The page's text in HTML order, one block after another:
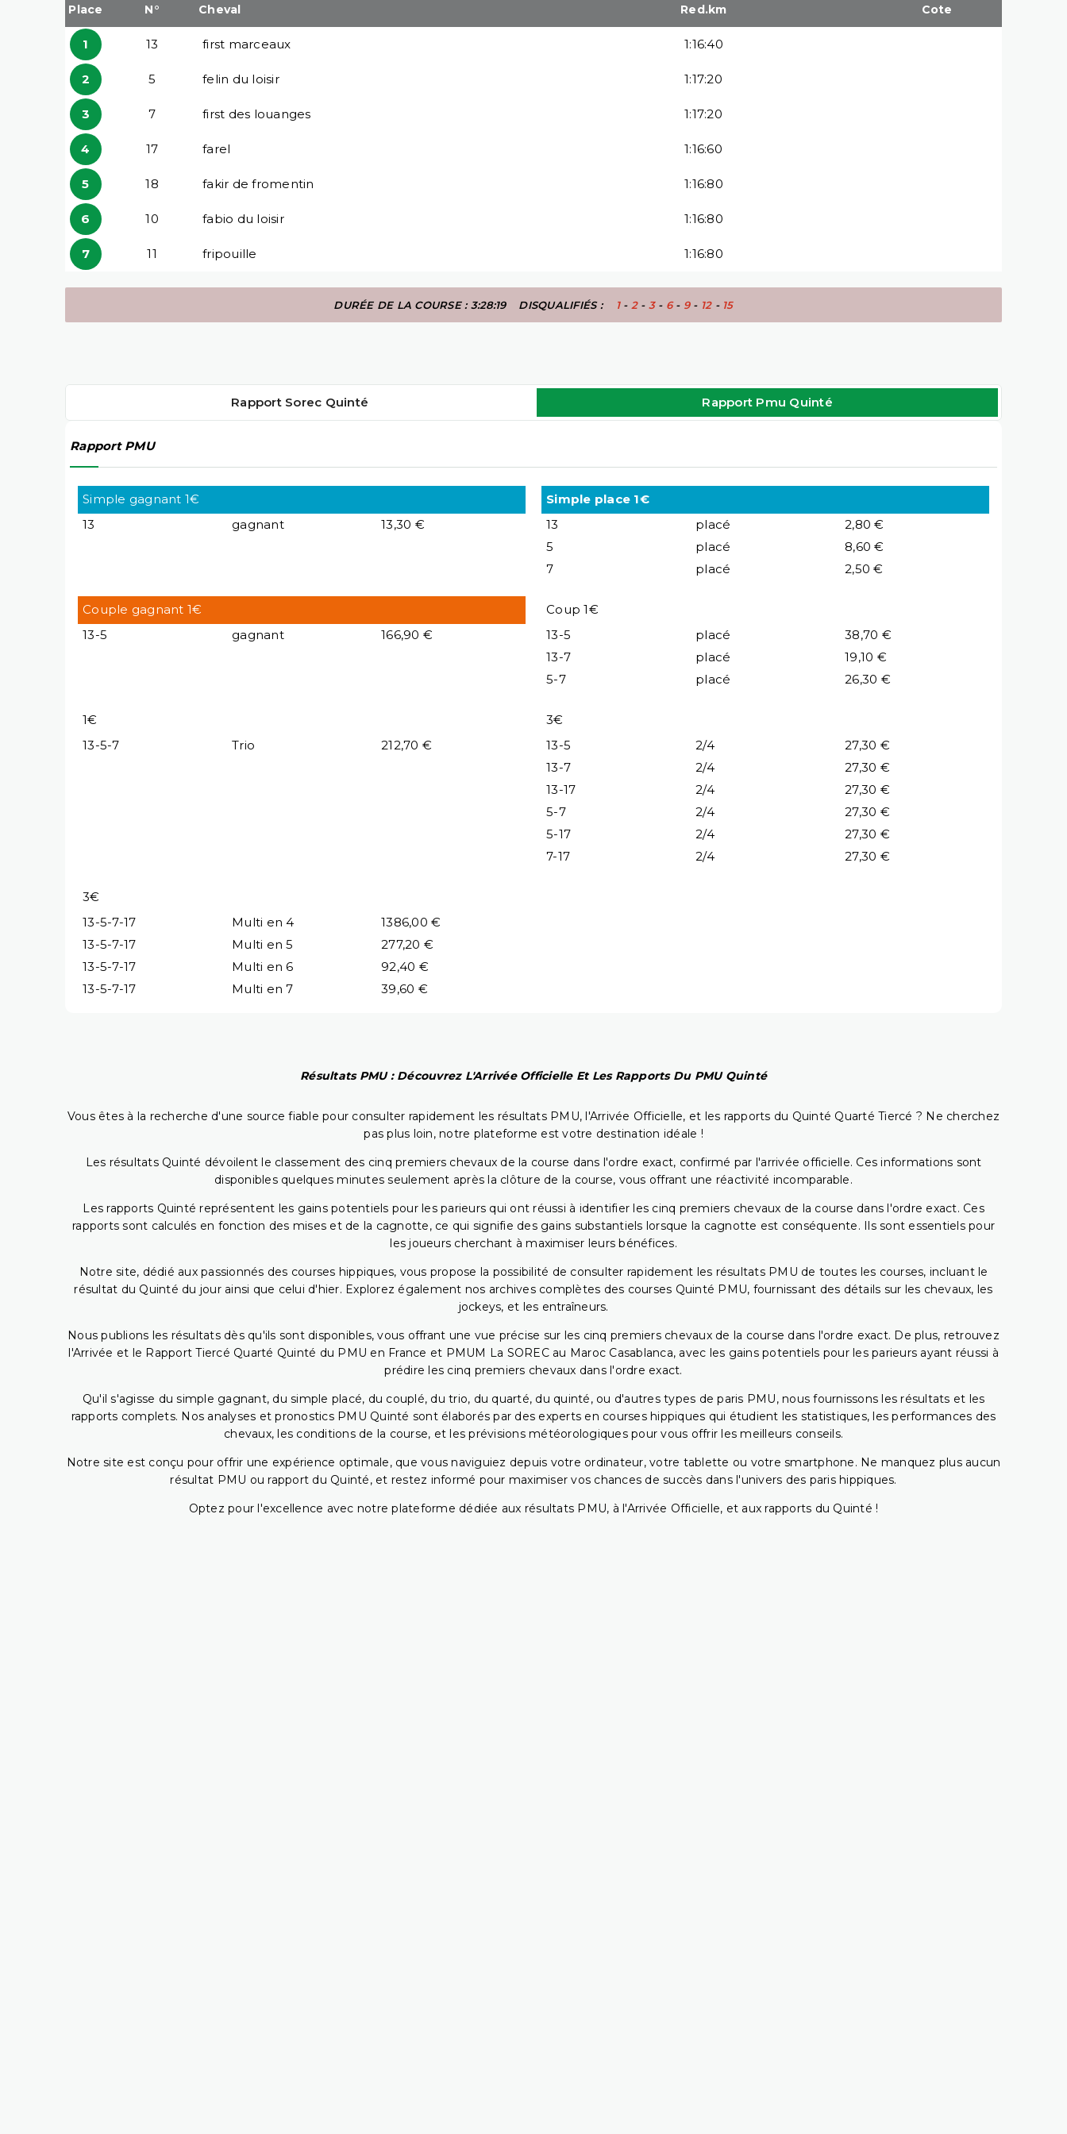
Place N° Cheval Red.km Cote
1 13 first marceaux 1:16:40
2 5 felin du loisir 1:17:20
3 7 first des louanges 1:17:20
4 17 farel 1:16:60
5 18 fakir de fromentin 1:16:80
6 10 fabio du loisir 1:16:80
7 11 fripouille 1:16:80
DURÉE DE LA COURSE : 3:28:19 DISQUALIFIÉS : 1- 2- 3- 6- 9- 12- 15
Rapport Sorec Quinté Rapport Pmu Quinté
Rapport PMU
Simple gagnant 1€
13
gagnant 13,30 €
Simple place 1€
13
placé
2,80 €
5
placé
8,60 €
7
placé 2,50 €
Couple gagnant 1€
13-5
gagnant 166,90 €
Coup 1€
13-5
placé
38,70 €
13-7
placé
19,10 €
5-7
placé 26,30 €
1€
13-5-7
Trio 212,70 €
3€
13-5
2/4
27,30 €
13-7
2/4
27,30 €
13-17
2/4
27,30 €
5-7
2/4
27,30 €
5-17
2/4
27,30 €
7-17
2/4 27,30 €
3€
13-5-7-17
Multi en 4
1386,00 €
13-5-7-17
Multi en 5
277,20 €
13-5-7-17
Multi en 6
92,40 €
13-5-7-17
Multi en 7 39,60 €
Résultats PMU : Découvrez L'Arrivée Officielle Et Les Rapports Du PMU Quinté
Vous êtes à la recherche d'une source fiable pour consulter rapidement les résultats PMU, l'Arrivée Officielle, et les rapports du Quinté Quarté Tiercé ? Ne cherchez
pas plus loin, notre plateforme est votre destination idéale !
Les résultats Quinté dévoilent le classement des cinq premiers chevaux de la course dans l'ordre exact, confirmé par l'arrivée officielle. Ces informations sont
disponibles quelques minutes seulement après la clôture de la course, vous offrant une réactivité incomparable.
Les rapports Quinté représentent les gains potentiels pour les parieurs qui ont réussi à identifier les cinq premiers chevaux de la course dans l'ordre exact. Ces
rapports sont calculés en fonction des mises et de la cagnotte, ce qui signifie des gains substantiels lorsque la cagnotte est conséquente. Ils sont essentiels pour
les joueurs cherchant à maximiser leurs bénéfices.
Notre site, dédié aux passionnés des courses hippiques, vous propose la possibilité de consulter rapidement les résultats PMU de toutes les courses, incluant le
résultat du Quinté du jour ainsi que celui d'hier. Explorez également nos archives complètes des courses Quinté PMU, fournissant des détails sur les chevaux, les
jockeys, et les entraîneurs.
Nous publions les résultats dès qu'ils sont disponibles, vous offrant une vue précise sur les cinq premiers chevaux de la course dans l'ordre exact. De plus, retrouvez
l'Arrivée et le Rapport Tiercé Quarté Quinté du PMU en France et PMUM La SOREC au Maroc Casablanca, avec les gains potentiels pour les parieurs ayant réussi à
prédire les cinq premiers chevaux dans l'ordre exact.
Qu'il s'agisse du simple gagnant, du simple placé, du couplé, du trio, du quarté, du quinté, ou d'autres types de paris PMU, nous fournissons les résultats et les
rapports complets. Nos analyses et pronostics PMU Quinté sont élaborés par des experts en courses hippiques qui étudient les statistiques, les performances des
chevaux, les conditions de la course, et les prévisions météorologiques pour vous offrir les meilleurs conseils.
Notre site est conçu pour offrir une expérience optimale, que vous naviguiez depuis votre ordinateur, votre tablette ou votre smartphone. Ne manquez plus aucun
résultat PMU ou rapport du Quinté, et restez informé pour maximiser vos chances de succès dans l'univers des paris hippiques.
Optez pour l'excellence avec notre plateforme dédiée aux résultats PMU, à l'Arrivée Officielle, et aux rapports du Quinté !